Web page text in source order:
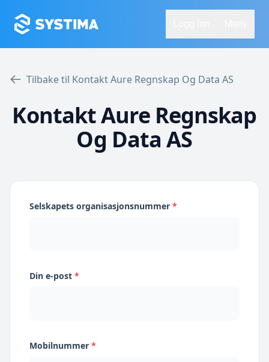
Tilbake til Kontakt Aure Regnskap Og Data AS
Kontakt Aure Regnskap
Og Data AS
Selskapets organisasjonsnummer *
Din e-post *
Mobilnummer *